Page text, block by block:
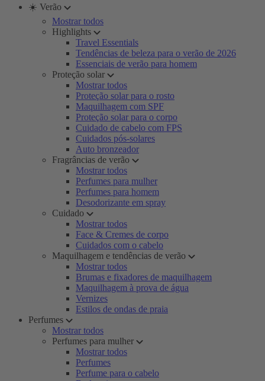
☀️ Verão
Mostrar todos
Highlights
Travel Essentials
Tendências de beleza para o verão de 2026
Essenciais de verão para homem
Proteção solar
Mostrar todos
Proteção solar para o rosto
Maquilhagem com SPF
Proteção solar para o corpo
Cuidado de cabelo com FPS
Cuidados pós-solares
Auto bronzeador
Fragrâncias de verão
Mostrar todos
Perfumes para mulher
Perfumes para homem
Desodorizante em spray
Cuidado
Mostrar todos
Face & Cremes de corpo
Cuidados com o cabelo
Maquilhagem e tendências de verão
Mostrar todos
Brumas e fixadores de maquilhagem
Maquilhagem à prova de água
Vernizes
Estilos de ondas de praia
Perfumes
Mostrar todos
Perfumes para mulher
Mostrar todos
Perfumes
Perfume para o cabelo